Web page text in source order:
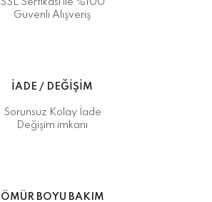
SSL Serfikası ile %100
Güvenli Alışveriş
İADE / DEĞİŞİM
Sorunsuz Kolay İade
Değişim imkanı
ÖMÜR BOYU BAKIM